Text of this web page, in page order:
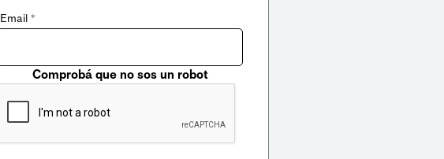
Email *
Comprobá que no sos un robot